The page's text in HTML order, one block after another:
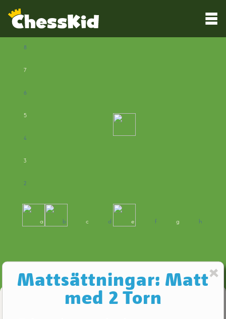
Mattsättningar: Matt
med 2 Torn
8
7
6
5
4
3
2
1
a b c d e f g h
Computer Coach